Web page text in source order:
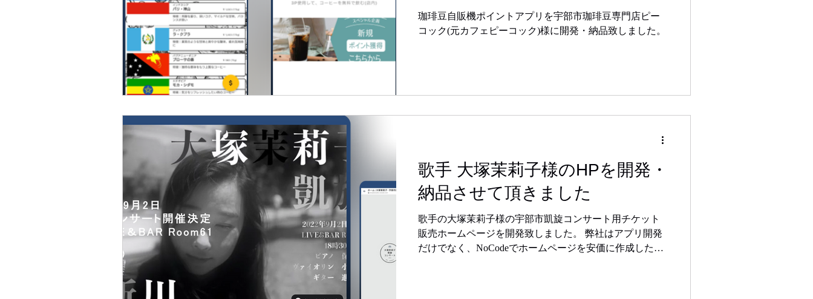
珈琲豆自販機ポイントアプリを宇部市珈琲豆専門店ピー
コック(元カフェピーコック)様に開発・納品致しました。
歌手 大塚茉莉子様のHPを開発・
納品させて頂きました
歌手の大塚茉莉子様の宇部市凱旋コンサート用チケット
販売ホームページを開発致しました。 弊社はアプリ開発
だけでなく、NoCodeでホームページを安価に作成したい